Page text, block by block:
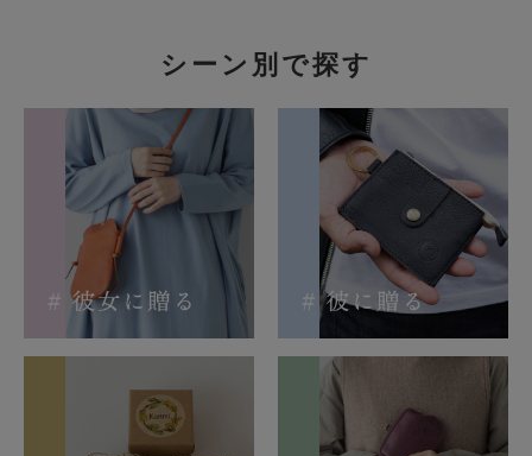
シーン別で探す